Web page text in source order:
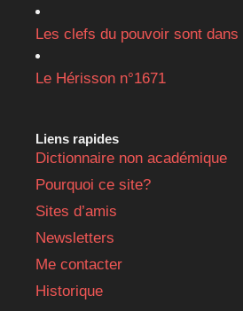
Les clefs du pouvoir sont dans
Le Hérisson n°1671
Liens rapides
Dictionnaire non académique
Pourquoi ce site?
Sites d’amis
Newsletters
Me contacter
Historique